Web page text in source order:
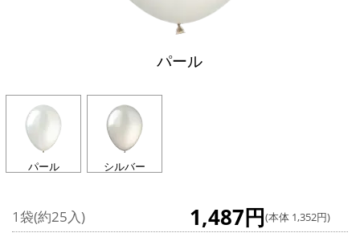
パール
パール シルバー
1袋(約25入) 1,487円(本体 1,352円)